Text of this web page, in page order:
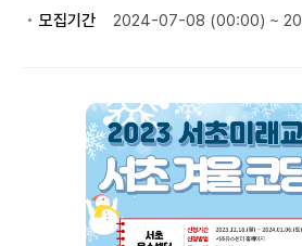
모집기간
2024-07-08 (00:00) ~